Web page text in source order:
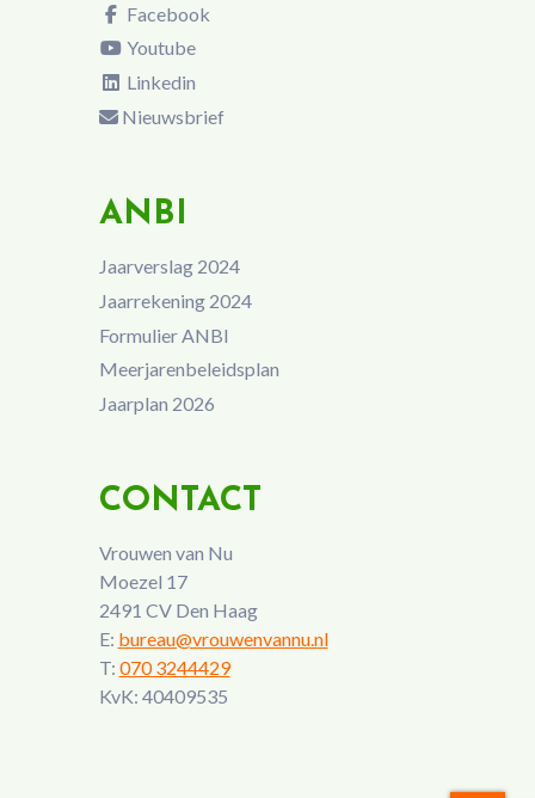
Facebook
Youtube
Linkedin
Nieuwsbrief
ANBI
Jaarverslag 2024
Jaarrekening 2024
Formulier ANBI
Meerjarenbeleidsplan
Jaarplan 2026
CONTACT
Vrouwen van Nu
Moezel 17
2491 CV Den Haag
E: bureau@vrouwenvannu.nl
T: 070 3244429
KvK: 40409535